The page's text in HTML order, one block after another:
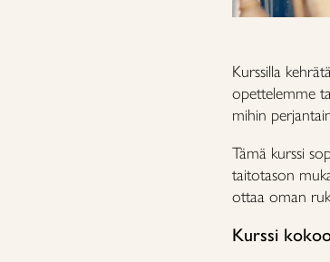
Kurssilla
opettelemme
mihin
Tämä kurssi
taitotason
ottaa oman
Kurssi